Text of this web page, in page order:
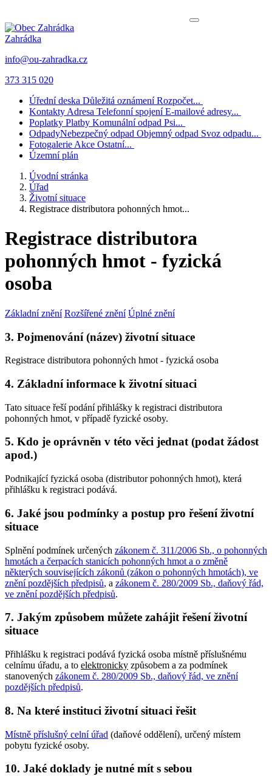
Zahrádka
info@ou-zahradka.cz
373 315 020
Úřední deska Důležitá oznámení Rozpočet...
Kontakty Adresa Telefonní spojení E-mailové adresy...
Poplatky Platby Komunální odpad Psi...
OdpadyNebezpečný odpad Objemný odpad Svoz odpadu...
Fotogalerie Akce Ostatní...
Územní plán
Úvodní stránka
Úřad
Životní situace
Registrace distributora pohonných hmot...
Registrace distributora
pohonných hmot - fyzická
osoba
Základní znění Rozšířené znění Úplné znění
3. Pojmenování (název) životní situace
Registrace distributora pohonných hmot - fyzická osoba
4. Základní informace k životní situaci
Tato situace řeší podání přihlášky k registraci distributora
pohonných hmot, v případě fyzické osoby.
5. Kdo je oprávněn v této věci jednat (podat žádost
apod.)
Podnikající fyzická osoba (distributor pohonných hmot), která
přihlášku k registraci podává.
6. Jaké jsou podmínky a postup pro řešení životní
situace
Splnění podmínek určených zákonem č. 311/2006 Sb., o pohonných
hmotách a čerpacích stanicích pohonných hmot a o změně
některých souvisejících zákonů (zákon o pohonných hmotách), ve
znění pozdějších předpisů, a zákonem č. 280/2009 Sb., daňový řád,
ve znění pozdějších předpisů.
7. Jakým způsobem můžete zahájit řešení životní
situace
Přihlášku k registraci podává fyzická osoba místně příslušnému
celnímu úřadu, a to elektronicky způsobem a za podmínek
stanovených zákonem č. 280/2009 Sb., daňový řád, ve znění
pozdějších předpisů.
8. Na které instituci životní situaci řešit
Místně příslušný celní úřad (daňové oddělení), určený místem
pobytu fyzické osoby.
10. Jaké doklady je nutné mít s sebou